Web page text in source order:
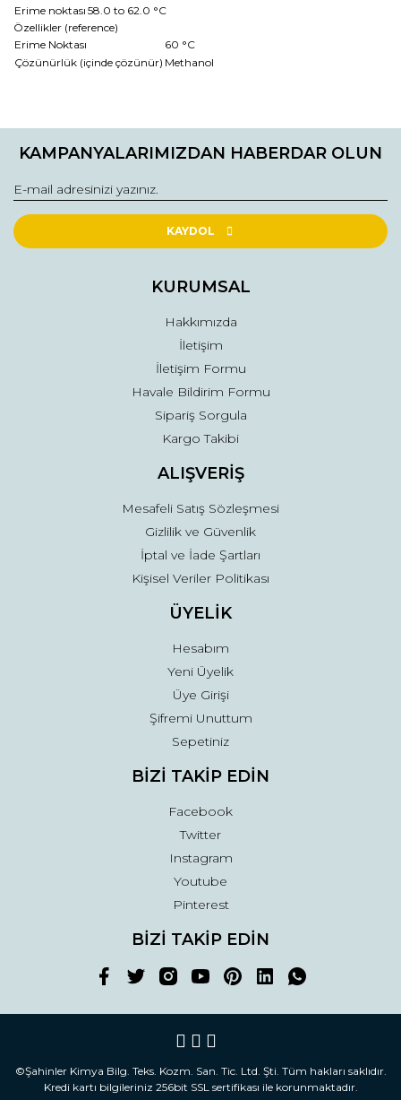
Erime noktası 58.0 to 62.0 °C
Özellikler (reference)
Erime Noktası
60 °C
Çözünürlük (içinde çözünür) Methanol
konularda yetersiz gördüğünüz noktaları öneri formunu
Görüş ve önerileriniz için teşekkür ederiz.
Ürün resmi kalitesiz, bozuk veya görüntülenemiyor.
Ürün açıklamasında eksik bilgiler bulunuyor.
Ürün fiyatı diğer sitelerden daha pahalı.
Gönder
KAMPANYALARIMIZDAN HABERDAR OLUN
KAYDOL
KURUMSAL
Hakkımızda
İletişim
İletişim Formu
Havale Bildirim Formu
Sipariş Sorgula
Kargo Takibi
ALIŞVERİŞ
Mesafeli Satış Sözleşmesi
Gizlilik ve Güvenlik
İptal ve İade Şartları
Kişisel Veriler Politikası
ÜYELİK
Hesabım
Yeni Üyelik
Üye Girişi
Şifremi Unuttum
Sepetiniz
BİZİ TAKİP EDİN
Facebook
Twitter
Instagram
Youtube
Pinterest
BİZİ TAKİP EDİN
©Şahinler Kimya Bilg. Teks. Kozm. San. Tic. Ltd. Şti. Tüm hakları saklıdır.
Kredi kartı bilgileriniz 256bit SSL sertifikası ile korunmaktadır.